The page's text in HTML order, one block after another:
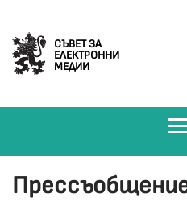
СЪВЕТ ЗА
ЕЛЕКТРОННИ
МЕДИИ